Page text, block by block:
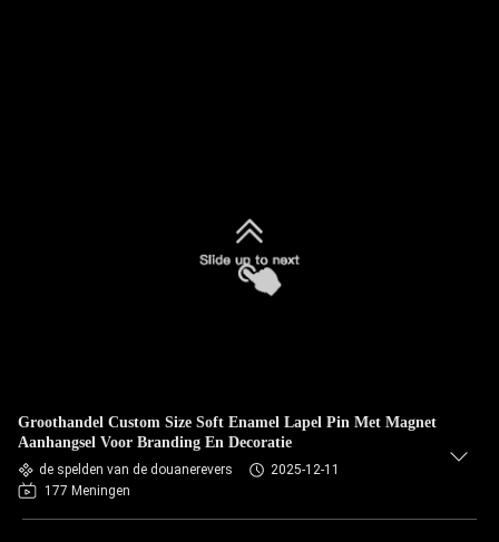
Groothandel Custom Size Soft Enamel Lapel Pin Met Magnet
Aanhangsel Voor Branding En Decoratie
de spelden van de douanerevers
2025-12-11
177 Meningen